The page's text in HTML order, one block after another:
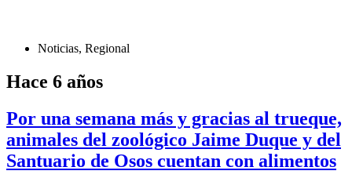
Noticias, Regional
Hace 6 años
Por una semana más y gracias al trueque,
animales del zoológico Jaime Duque y del
Santuario de Osos cuentan con alimentos